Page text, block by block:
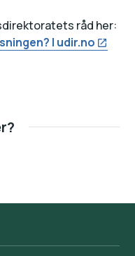
råd her:
| udir.no